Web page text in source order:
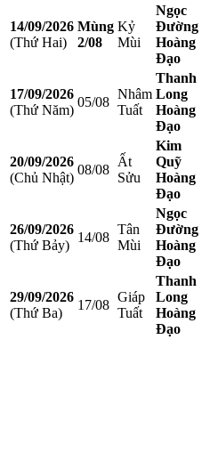
14/09/2026
(Thứ Hai)
Mùng
2/08
Kỷ
Mùi
Ngọc
Đường
Hoàng
Đạo
17/09/2026
(Thứ Năm)
05/08
Nhâm
Tuất
Thanh
Long
Hoàng
Đạo
20/09/2026
(Chủ Nhật)
08/08
Ất
Sửu
Kim
Quỹ
Hoàng
Đạo
26/09/2026
(Thứ Bảy)
14/08
Tân
Mùi
Ngọc
Đường
Hoàng
Đạo
29/09/2026
(Thứ Ba)
17/08
Giáp
Tuất
Thanh
Long
Hoàng
Đạo